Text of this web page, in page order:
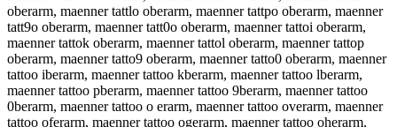
oberarm, maenner tattlo oberarm, maenner tattpo oberarm, maenner
tatt9o oberarm, maenner tatt0o oberarm, maenner tattoi oberarm,
maenner tattok oberarm, maenner tattol oberarm, maenner tattop
oberarm, maenner tatto9 oberarm, maenner tatto0 oberarm, maenner
tattoo iberarm, maenner tattoo kberarm, maenner tattoo lberarm,
maenner tattoo pberarm, maenner tattoo 9berarm, maenner tattoo
0berarm, maenner tattoo o erarm, maenner tattoo overarm, maenner
tattoo oferarm, maenner tattoo ogerarm, maenner tattoo oherarm,